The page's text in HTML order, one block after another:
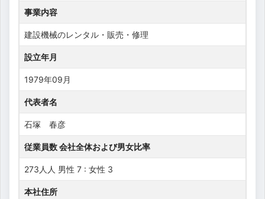
事業内容
建設機械のレンタル・販売・修理
設立年月
1979年09月
代表者名
石塚 春彦
従業員数 会社全体および男女比率
273人人 男性 7 : 女性 3
本社住所